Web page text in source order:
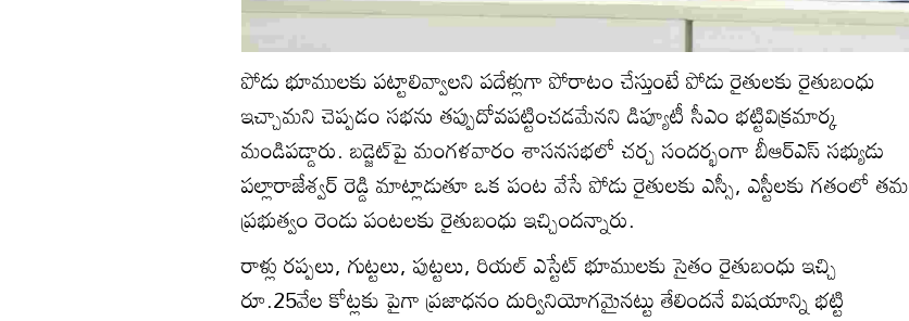
పోడు భూములకు పట్టాలివ్వాలని పదేళ్లుగా పోరాటం చేస్తుంటే పోడు రైతులకు రైతుబంధు
ఇచ్చామని చెప్పడం సభను తప్పుదోవపట్టించడమేనని డిప్యూటీ సీఎం భట్టివిక్రమార్క
మండిపడ్డారు. బడ్జెట్‌పై మంగళవారం శాసనసభలో చర్చ సందర్భంగా బీఆర్‌ఎస్‌ సభ్యుడు
పల్లారాజేశ్వర్‌ రెడ్డి మాట్లాడుతూ ఒక పంట వేసే పోడు రైతులకు ఎస్సీ, ఎస్టీలకు గతంలో తమ
ప్రభుత్వం రెండు పంటలకు రైతుబంధు ఇచ్చిందన్నారు.
రాళ్లు రప్పలు, గుట్టలు, పుట్టలు, రియల్‌ ఎస్టేట్‌ భూములకు సైతం రైతుబంధు ఇచ్చి
రూ.25వేల కోట్లకు పైగా ప్రజాధనం దుర్వినియోగమైనట్టు తేలిందనే విషయాన్ని భట్టి